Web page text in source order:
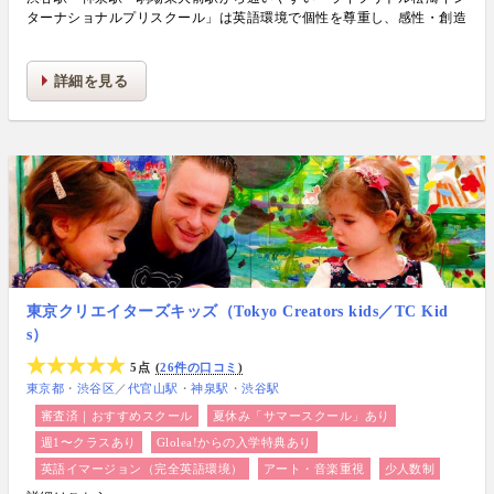
ターナショナルプリスクール」は英語環境で個性を尊重し、感性・創造
詳細を見る
東京クリエイターズキッズ（Tokyo Creators kids／TC Kid
s）
5点
26件の口コミ
東京都
渋谷区 ／ 代官山駅 神泉駅 渋谷駅
審査済｜おすすめスクール
夏休み「サマースクール」あり
週1〜クラスあり
Glolea!からの入学特典あり
英語イマージョン（完全英語環境）
アート・音楽重視 少人数制